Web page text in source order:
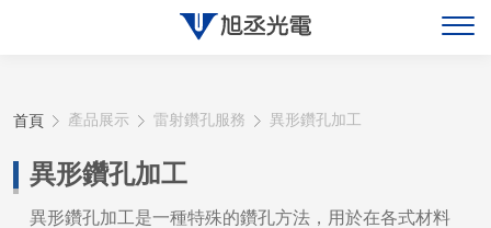
產品展示
首頁 產品展示 雷射鑽孔服務 異形鑽孔加工
異形鑽孔加工
異形鑽孔加工是一種特殊的鑽孔方法，用於在各式材料